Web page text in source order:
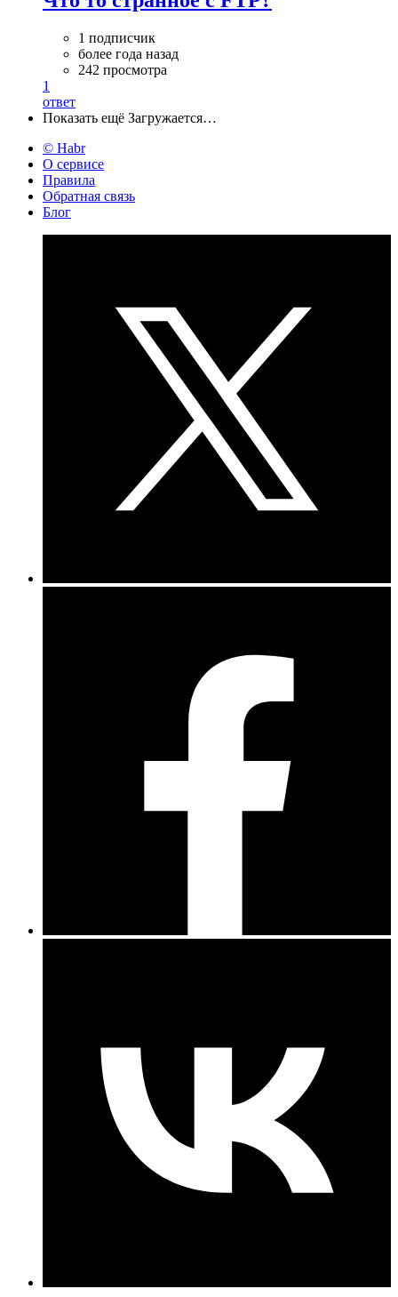
1 подписчик
более года назад
242 просмотра
1
ответ
Показать ещё Загружается…
© Habr
О сервисе
Правила
Обратная связь
Блог